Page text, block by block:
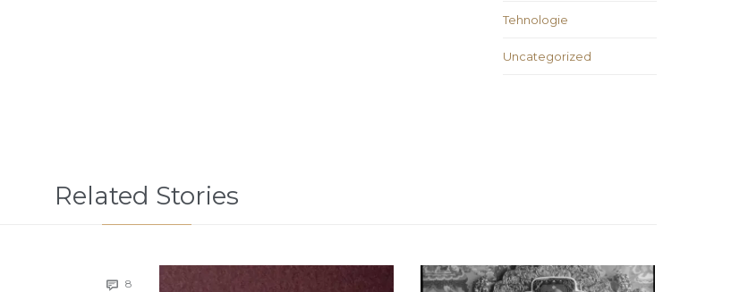
Tehnologie
Uncategorized
Related Stories
 8